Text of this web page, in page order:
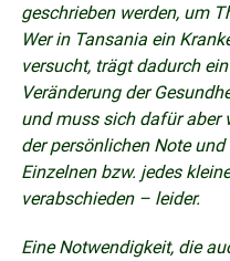
geschrieben werden, um
Wer in Tansania ein
versucht, trägt dadurch
Veränderung der
und muss sich dafür aber
der persönlichen Note
Einzelnen bzw. jedes
verabschieden – leider.
Eine Notwendigkeit, die